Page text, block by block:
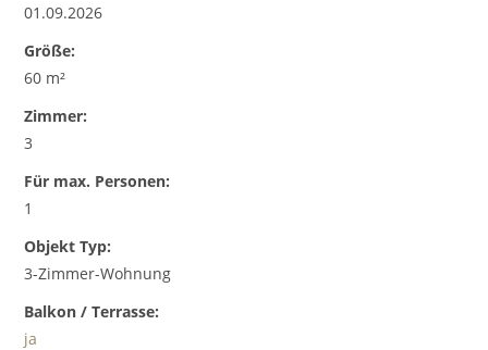
01.09.2026
Größe:
60 m²
Zimmer:
3
Für max. Personen:
1
Objekt Typ:
3-Zimmer-Wohnung
Balkon / Terrasse:
ja